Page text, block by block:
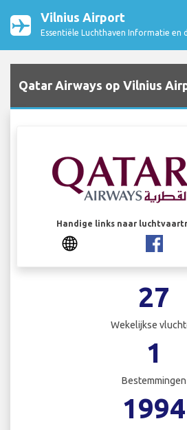
Vilnius Airport
Essentiële Luchthaven Informatie en
Qatar Airways op Vilnius
Handige links naar
27
Wekelijkse
1
Bestemmingen
1994